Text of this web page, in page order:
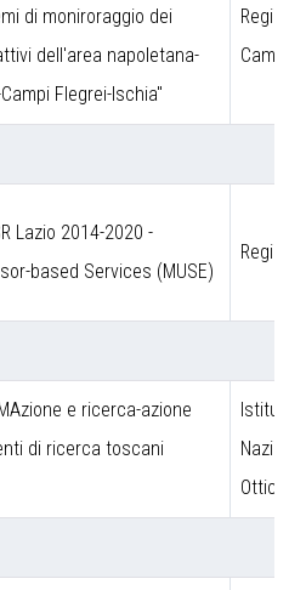
di moniroraggio dei
dell'area napoletana-
Flegrei-Ischia"
Lazio 2014-2020 -
based Services (MUSE)
e ricerca-azione
di ricerca toscani
Ottica